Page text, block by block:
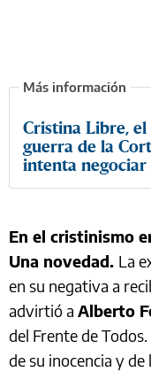
Cristina Libre, el
guerra de la
intenta negociar
En el cristinismo
Una novedad. La
en su negativa a
advirtió a Alberto
del Frente de
de su inocencia y